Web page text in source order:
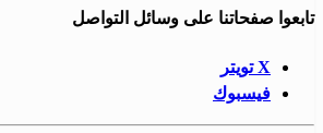
تابعوا صفحاتنا على وسائل التواصل
X تويتر
فيسبوك